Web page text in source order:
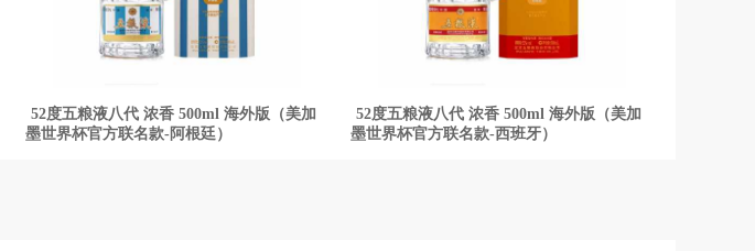
52度五粮液八代 浓香 500ml 海外版（美加
墨世界杯官方联名款-阿根廷）
52度五粮液八代 浓香 500ml 海外版（美加
墨世界杯官方联名款-西班牙）